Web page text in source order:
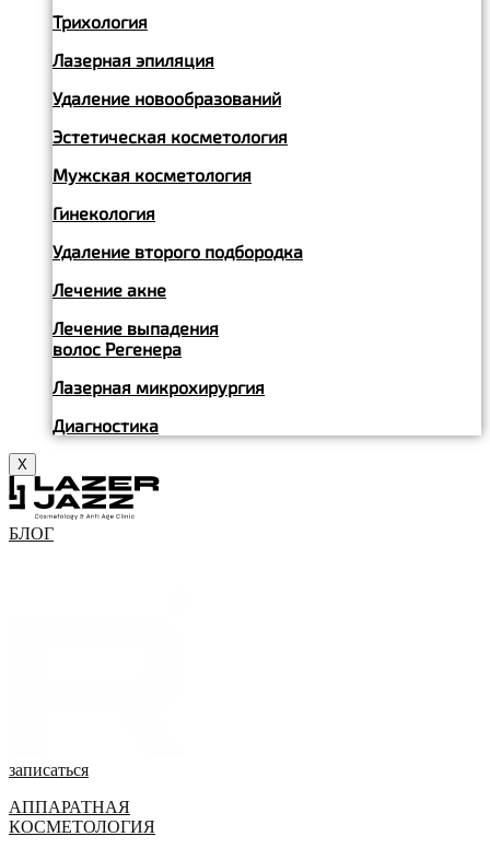
Трихология
Лазерная эпиляция
Удаление новообразований
Эстетическая косметология
Мужская косметология
Гинекология
Удаление второго подбородка
Лечение акне
Лечение выпадения
волос Регенера
Лазерная микрохирургия
Диагностика
X
БЛОГ
записаться
АППАРАТНАЯ
КОСМЕТОЛОГИЯ